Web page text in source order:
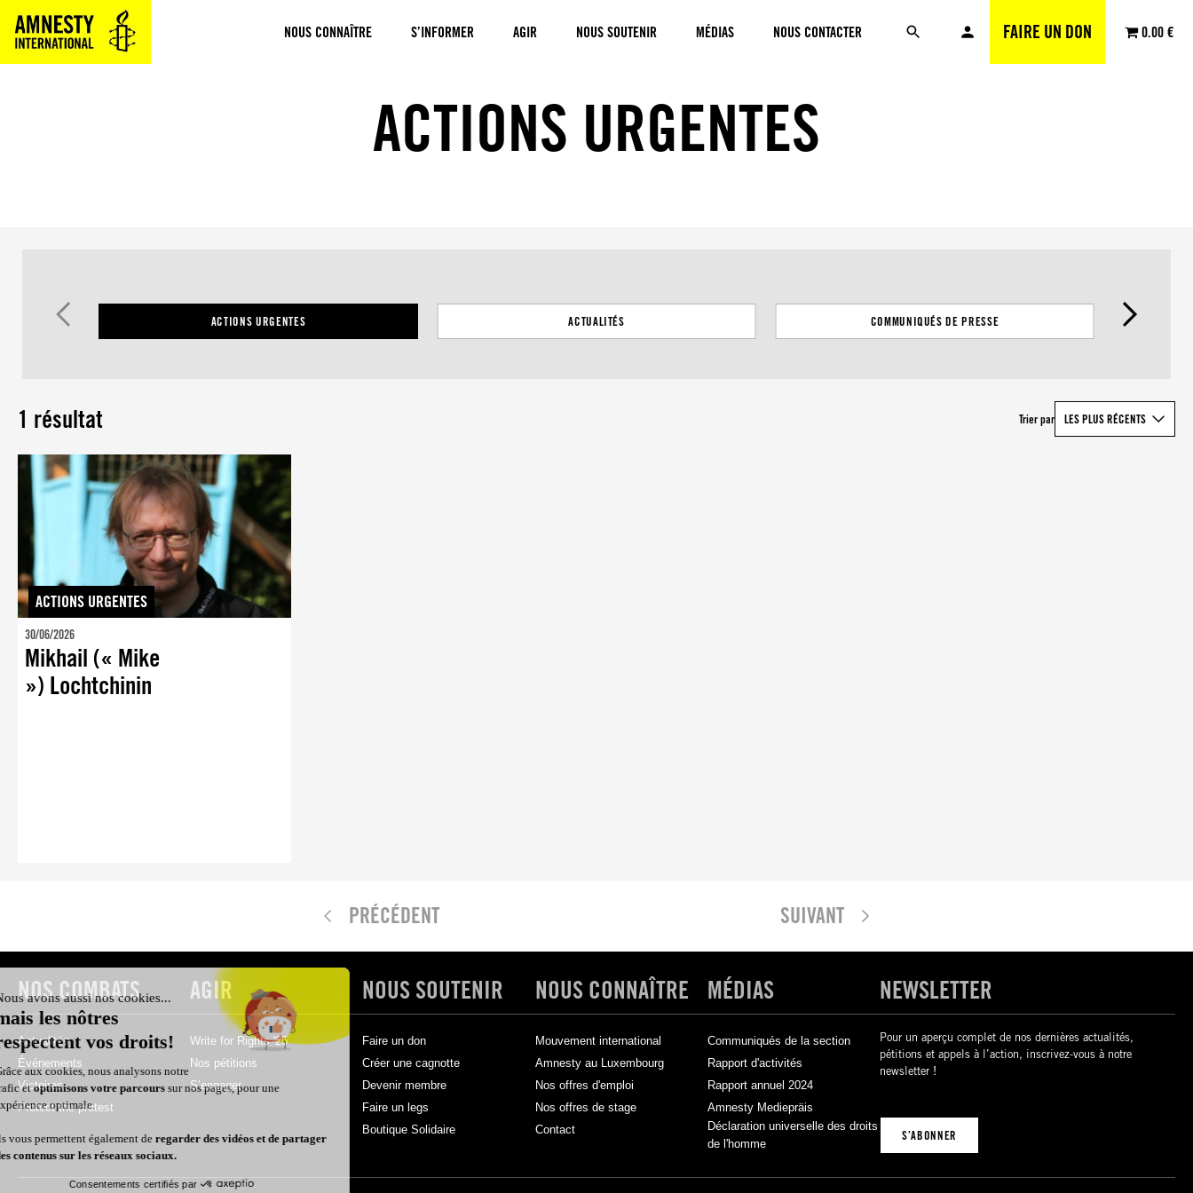
NOUS CONNAÎTRE S’INFORMER AGIR NOUS SOUTENIR MÉDIAS NOUS CONTACTER FAIRE UN DON 0.00 €
Aller
contenu
ACTIONS URGENTES
ACTIONS URGENTES ACTUALITÉS COMMUNIQUÉS DE PRESSE
1 résultat Trier par LES PLUS RÉCENTS
ACTIONS URGENTES
30/06/2026
Mikhail (« Mike
») Lochtchinin
PRÉCÉDENT SUIVANT
NOS COMBATS
Actualités
Événements
Victoires
Protect the protest
AGIR
Write for Rights '25
Nos pétitions
S’engager
NOUS SOUTENIR
Faire un don
Créer une cagnotte
Devenir membre
Faire un legs
Boutique Solidaire
NOUS CONNAÎTRE
Mouvement international
Amnesty au Luxembourg
Nos offres d'emploi
Nos offres de stage
Contact
MÉDIAS
Communiqués de la section
Rapport d'activités
Rapport annuel 2024
Amnesty Mediepräis
Déclaration universelle des droits
de l'homme
NEWSLETTER
Pour un aperçu complet de nos dernières actualités,
pétitions et appels à l’action, inscrivez-vous à notre
newsletter !
S’ABONNER